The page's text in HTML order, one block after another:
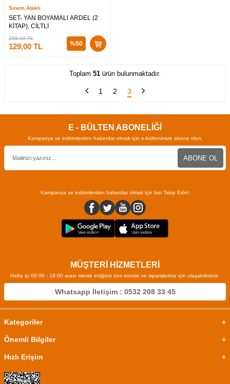
Sinem Ataklı
SET- YAN BOYAMALI ARDEL (2
KİTAP), CİLTLİ
258,00TL
129,00 TL %50
Toplam 51 ürün bulunmaktadır.
1 2 3
E - BÜLTEN ABONELİĞİ
Kampanya ve indirimlerden haberdar olmak için e-bültenimize abone olun.
ABONE OL
Kampanya ve indirimlerden haberdar olmak için bizi Takip Edin!
MÜŞTERİ HİZMETLERİ
Hafta içi 09:00 - 18:00 arası merak ettiğiniz tüm sorular ve siparişleriniz için ulaşabilirsiniz.
Whatsapp İletişim : 0532 208 33 45
Kategoriler
Önemli Bilgiler
Hızlı Erişim